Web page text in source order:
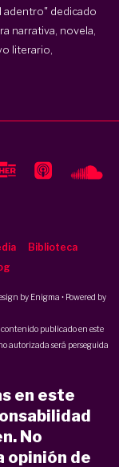
adentro" dedicado
narrativa, novela,
literario,
Biblioteca
by Enigma • Powered by
publicado en este
autorizada será perseguida
en este
No
opinión de